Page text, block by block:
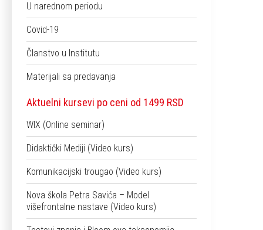
U narednom periodu
Covid-19
Članstvo u Institutu
Materijali sa predavanja
Aktuelni kursevi po ceni od 1499 RSD
WIX (Online seminar)
Didaktički Mediji (Video kurs)
Komunikacijski trougao (Video kurs)
Nova škola Petra Savića – Model
višefrontalne nastave (Video kurs)